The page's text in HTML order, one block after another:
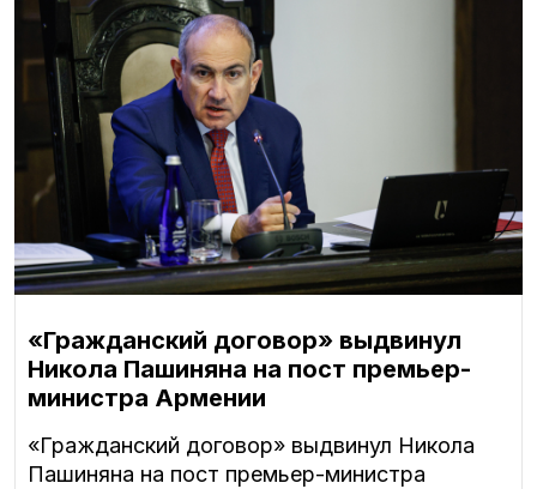
«Гражданский договор» выдвинул
Никола Пашиняна на пост премьер-
министра Армении
«Гражданский договор» выдвинул Никола
Пашиняна на пост премьер-министра